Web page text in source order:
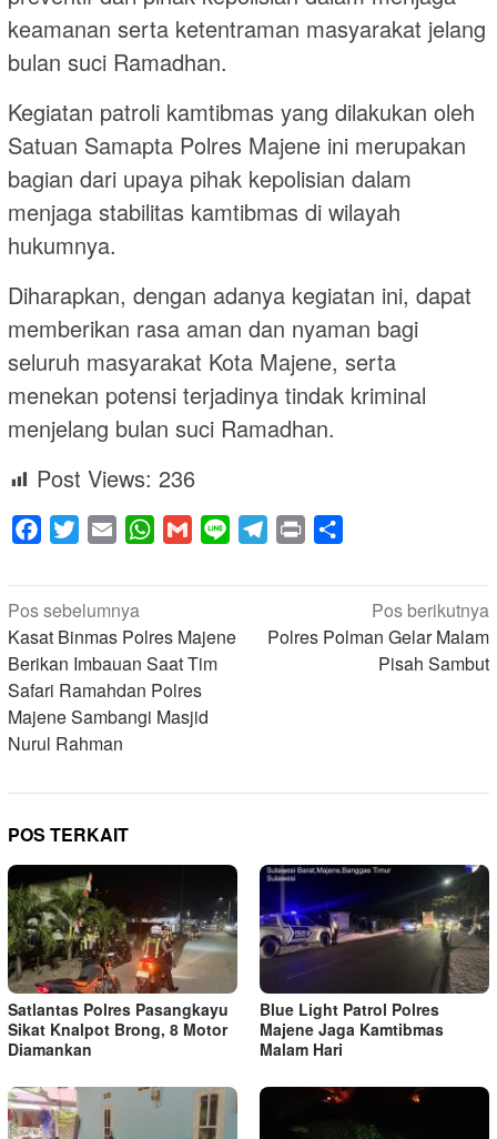
keamanan serta ketentraman masyarakat jelang
bulan suci Ramadhan.
Kegiatan patroli kamtibmas yang dilakukan oleh
Satuan Samapta Polres Majene ini merupakan
bagian dari upaya pihak kepolisian dalam
menjaga stabilitas kamtibmas di wilayah
hukumnya.
Diharapkan, dengan adanya kegiatan ini, dapat
memberikan rasa aman dan nyaman bagi
seluruh masyarakat Kota Majene, serta
menekan potensi terjadinya tindak kriminal
menjelang bulan suci Ramadhan.
Post Views: 236
Facebook
Twitter Email WhatsApp
Gmail Line Telegram
Print
Navigasi
pos
Pos sebelumnya
Kasat Binmas Polres Majene
Berikan Imbauan Saat Tim
Safari Ramahdan Polres
Majene Sambangi Masjid
Nurul Rahman
Pos berikutnya
Polres Polman Gelar Malam
Pisah Sambut
POS TERKAIT
Satlantas Polres Pasangkayu
Sikat Knalpot Brong, 8 Motor
Diamankan
Blue Light Patrol Polres
Majene Jaga Kamtibmas
Malam Hari